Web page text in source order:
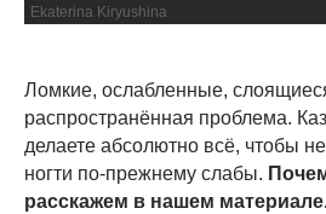
Ekaterina Kiryushina
Ломкие, ослабленные,
распространённая проблема.
делаете абсолютно всё, чтобы
ногти по-прежнему слабы.
расскажем в нашем